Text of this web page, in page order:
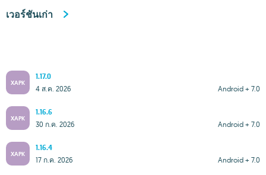
เวอร์ชันเก่า
XAPK
1.17.0
Android + 7.0
4 ส.ค. 2026
XAPK
1.16.6
Android + 7.0
30 ก.ค. 2026
XAPK
1.16.4
Android + 7.0
17 ก.ค. 2026